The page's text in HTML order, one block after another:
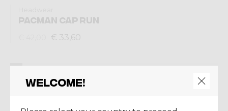
PACMAN CAP RUN
€ 33,60
Welcome!